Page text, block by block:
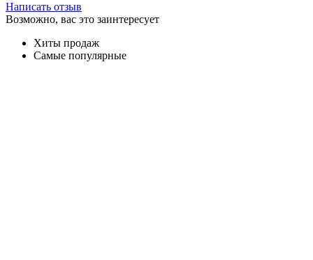
Написать отзыв
Возможно, вас это заинтересует
Хиты продаж
Самые популярные